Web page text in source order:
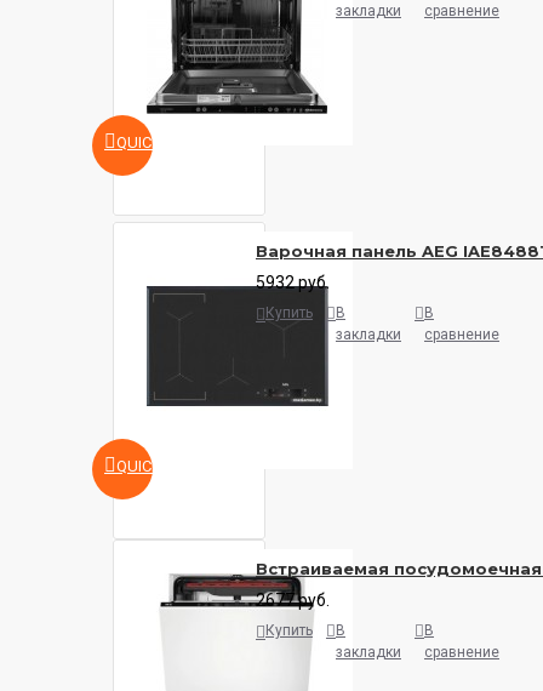
QUICKVIEW
закладки
сравнение
QUICKVIEW
Варочная панель AEG
5932 руб.
Купить
В
закладки
В
сравнение
Встраиваемая
2677 руб.
Купить
В
закладки
В
сравнение